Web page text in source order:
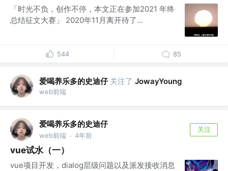
「时光不负，创作不停，本文正在参加2021 年终
总结征文大赛」 2020年11月离开待了...
544 85
爱喝养乐多的史迪仔 关注了 JowayYoung
web前端
爱喝养乐多的史迪仔
web前端 · 4年前
关注
vue试水（一）
vue项目开发，dialog层级问题以及派发接收消息